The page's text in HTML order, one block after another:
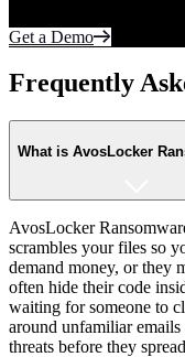
Get a Demo
Frequently
What is AvosLocker
AvosLocker
scrambles your files so
demand money, or they
often hide their code
waiting for someone to
around unfamiliar
threats before they